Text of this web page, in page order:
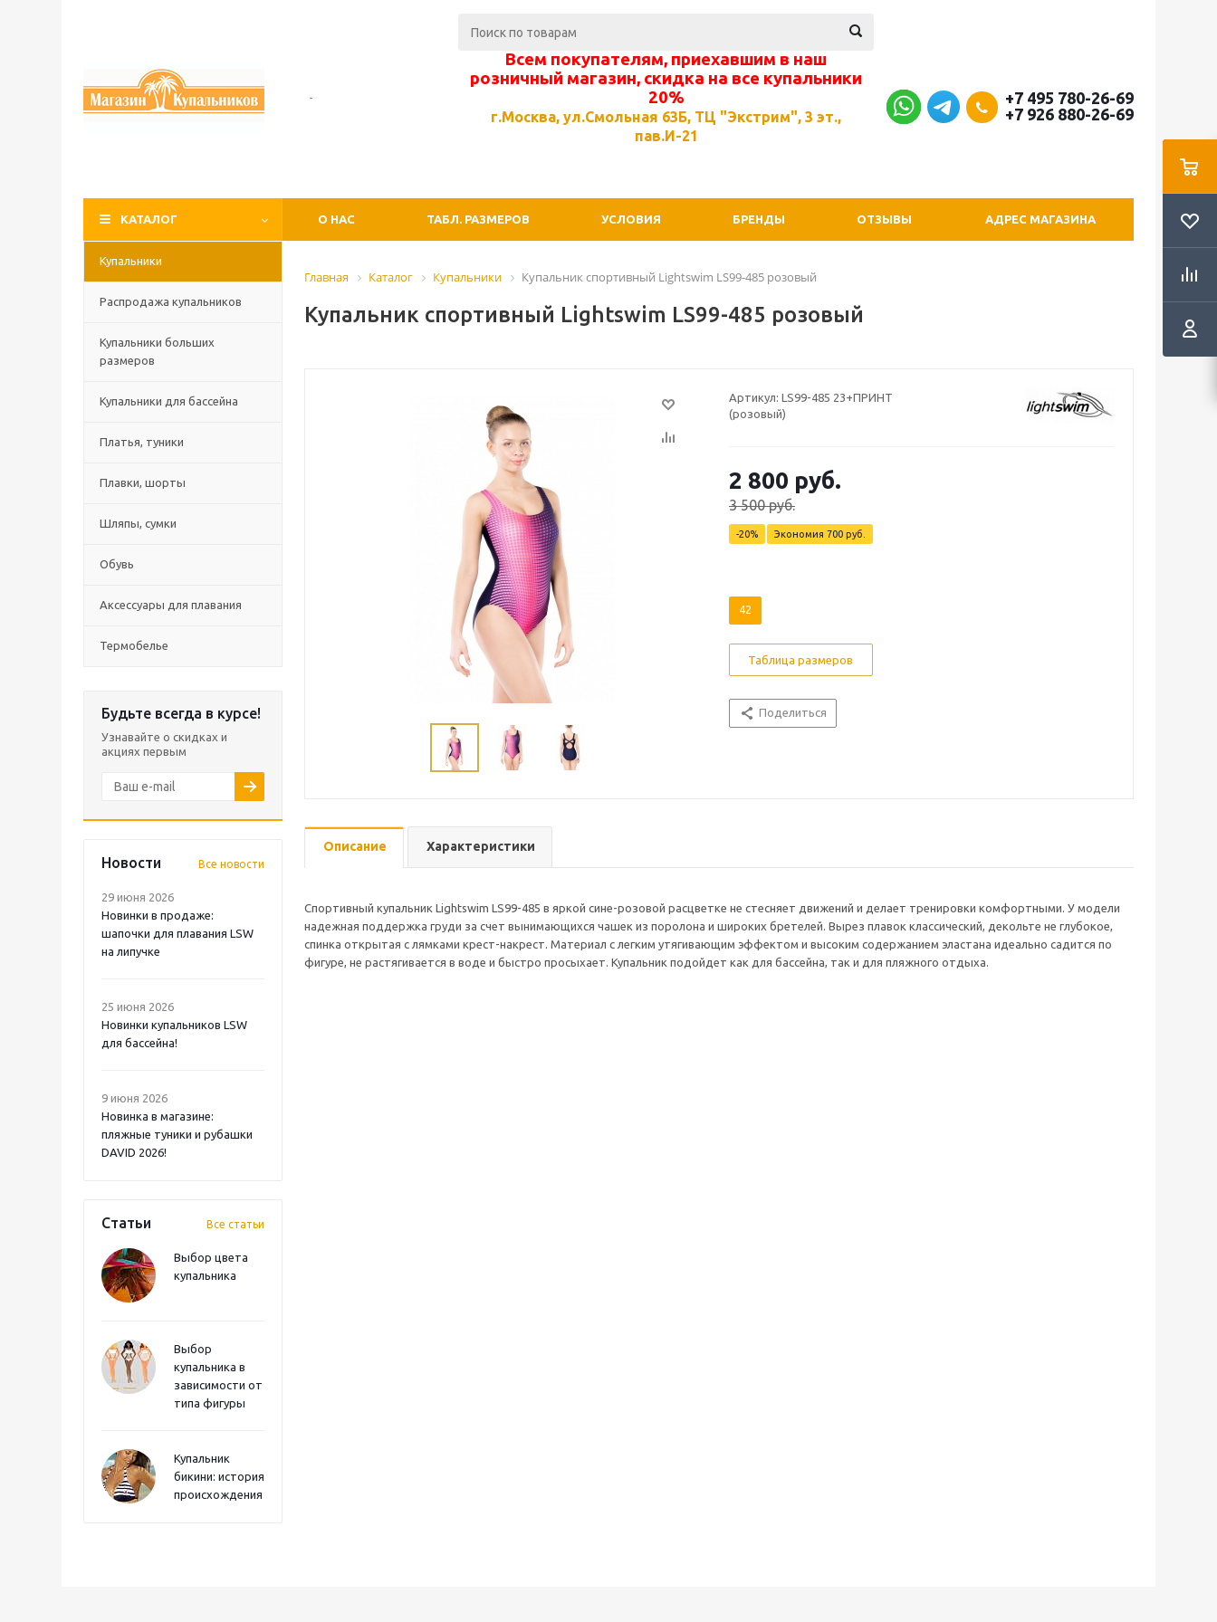
-
Всем покупателям, приехавшим в наш
розничный магазин, скидка на все купальники
20%
г.Москва, ул.Смольная 63Б, ТЦ "Экстрим", 3 эт.,
пав.И-21
+7 495 780-26-69
+7 926 880-26-69
КАТАЛОГ О НАС ТАБЛ. РАЗМЕРОВ УСЛОВИЯ БРЕНДЫ ОТЗЫВЫ АДРЕС МАГАЗИНА
Купальники
Распродажа купальников
Купальники больших
размеров
Купальники для бассейна
Платья, туники
Плавки, шорты
Шляпы, сумки
Обувь
Аксессуары для плавания
Термобелье
Будьте всегда в курсе!
Узнавайте о скидках и
акциях первым
Новости Все новости
29 июня 2026
Новинки в продаже:
шапочки для плавания LSW
на липучке
25 июня 2026
Новинки купальников LSW
для бассейна!
9 июня 2026
Новинка в магазине:
пляжные туники и рубашки
DAVID 2026!
Статьи Все статьи
Выбор цвета
купальника
Выбор
купальника в
зависимости от
типа фигуры
Купальник
бикини: история
происхождения
Главная Каталог Купальники Купальник спортивный Lightswim LS99-485 розовый
Купальник спортивный Lightswim LS99-485 розовый
Артикул: LS99-485 23+ПРИНТ
(розовый)
2 800 руб.
3 500 руб.
-20% Экономия 700 руб.
42
Таблица размеров
Поделиться
Описание Характеристики
Спортивный купальник Lightswim LS99-485 в яркой сине-розовой расцветке не стесняет движений и делает тренировки комфортными. У модели
надежная поддержка груди за счет вынимающихся чашек из поролона и широких бретелей. Вырез плавок классический, декольте не глубокое,
спинка открытая с лямками крест-накрест. Материал с легким утягивающим эффектом и высоким содержанием эластана идеально садится по
фигуре, не растягивается в воде и быстро просыхает. Купальник подойдет как для бассейна, так и для пляжного отдыха.